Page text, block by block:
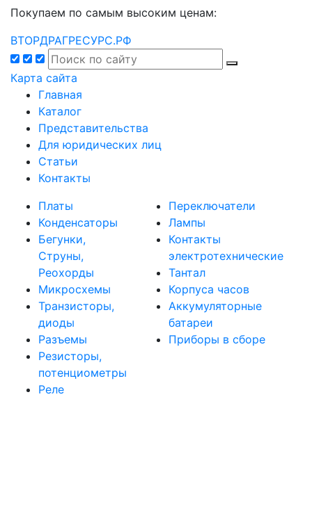
Покупаем по самым высоким ценам:
ВТОРДРАГРЕСУРС.РФ
Карта сайта
Главная
Каталог
Представительства
Для юридических лиц
Статьи
Контакты
Платы
Конденсаторы
Бегунки,
Струны,
Реохорды
Микросхемы
Транзисторы,
диоды
Разъемы
Резисторы,
потенциометры
Реле
Переключатели
Лампы
Контакты
электротехнические
Тантал
Корпуса часов
Аккумуляторные
батареи
Приборы в сборе